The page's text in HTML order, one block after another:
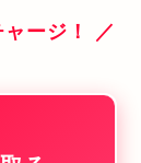
ージ！ ／